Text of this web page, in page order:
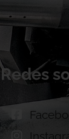
Redes